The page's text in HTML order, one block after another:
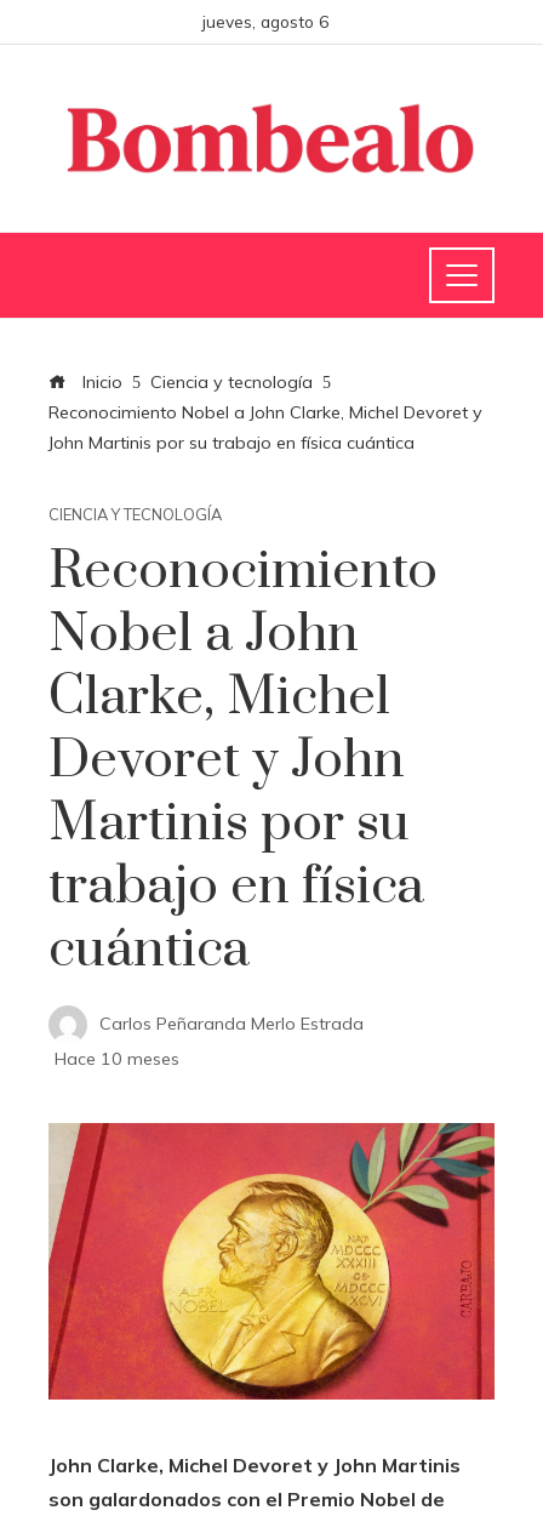
jueves, agosto 6
Inicio
Ciencia y tecnología
Reconocimiento Nobel a John Clarke, Michel Devoret y
John Martinis por su trabajo en física cuántica
CIENCIA Y TECNOLOGÍA
Reconocimiento
Nobel a John
Clarke, Michel
Devoret y John
Martinis por su
trabajo en física
cuántica
Carlos Peñaranda Merlo Estrada
Hace 10 meses
John Clarke, Michel Devoret y John Martinis
son galardonados con el Premio Nobel de